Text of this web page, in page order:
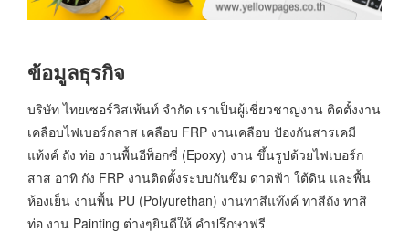
ข้อมูลธุรกิจ
บริษัท ไทยเซอร์วิสเพ้นท์ จำกัด เราเป็นผู้เชี่ยวชาญงาน ติดตั้งงาน
เคลือบไฟเบอร์กลาส เคลือบ FRP งานเคลือบ ปัองกันสารเคมี
แท้งค์ ถัง ท่อ งานพื้นอีพ็อกซี่ (Epoxy) งาน ขึ้นรูปด้วยไฟเบอร์ก
สาส อาทิ กัง FRP งานติดตั้งระบบกันซึม ดาดฟ้า ใต้ดิน และพื้น
ห้องเย็น งานพื้น PU (Polyurethan) งานทาสีแท๊งค์ ทาสีถัง ทาสิ
ท่อ งาน Painting ต่างๆยินดีให้ คำปรึกษาฟรี